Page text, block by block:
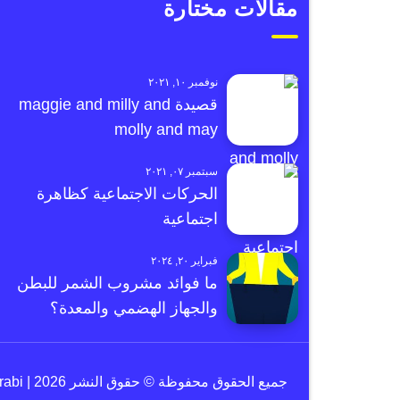
مقالات مختارة
نوفمبر ١٠, ٢٠٢١
قصيدة maggie and milly and
molly and may
سبتمبر ٠٧, ٢٠٢١
الحركات الاجتماعية كظاهرة
اجتماعية
فبراير ٢٠, ٢٠٢٤
ما فوائد مشروب الشمر للبطن
والجهاز الهضمي والمعدة؟
جميع الحقوق محفوظة © حقوق النشر 2026 | e3arabi